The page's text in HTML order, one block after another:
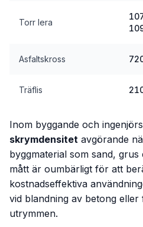
Torr lera
Asfaltskross
Träflis
Inom byggande och
skrymdensitet avgörande
byggmaterial som sand,
mått är oumbärligt för att
kostnadseffektiva
vid blandning av betong
utrymmen.